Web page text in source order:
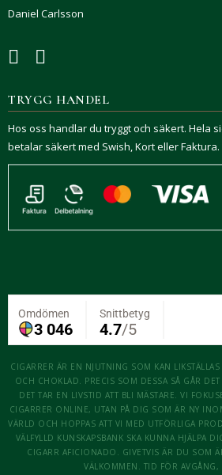
Daniel Carlsson
TRYGG HANDEL
Hos oss handlar du tryggt och säkert. Hela
betalar säkert med Swish, Kort eller Faktura.
CIGARRER ÄR EN NJUTNING SOM KAN
OCH CHOKLAD. PRECIS SOM DESSA SÅ GÅR DET
DET TAR EN LIVSTID ATT BLI MÄSTARE. VI
CIGARRER ONLINE, UTAN PÅ DIG SOM ÄR NY
VÄRLD OCH HOPPAS ATT VI MED UTFÖRLIGA
VÄLFYLLD KUNSKAPSBANK SKA KUNNA HJÄLPA
CIGARR AFICIONADO. GIVETVIS ÄR DU SOM
VÄLKOMMEN. TID FÖR AVGÅNG,